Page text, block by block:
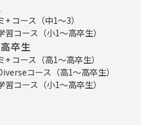
+ コース（中1～3）
習コース（小1～高卒生）
卒生
+ コース（高1～高卒生）
コース（高1～高卒生）
習コース（小1～高卒生）